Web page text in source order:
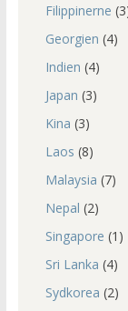
Filippinerne
Georgien (4)
Indien (4)
Japan (3)
Kina (3)
Laos (8)
Malaysia (7)
Nepal (2)
Singapore (1)
Sri Lanka (4)
Sydkorea (2)